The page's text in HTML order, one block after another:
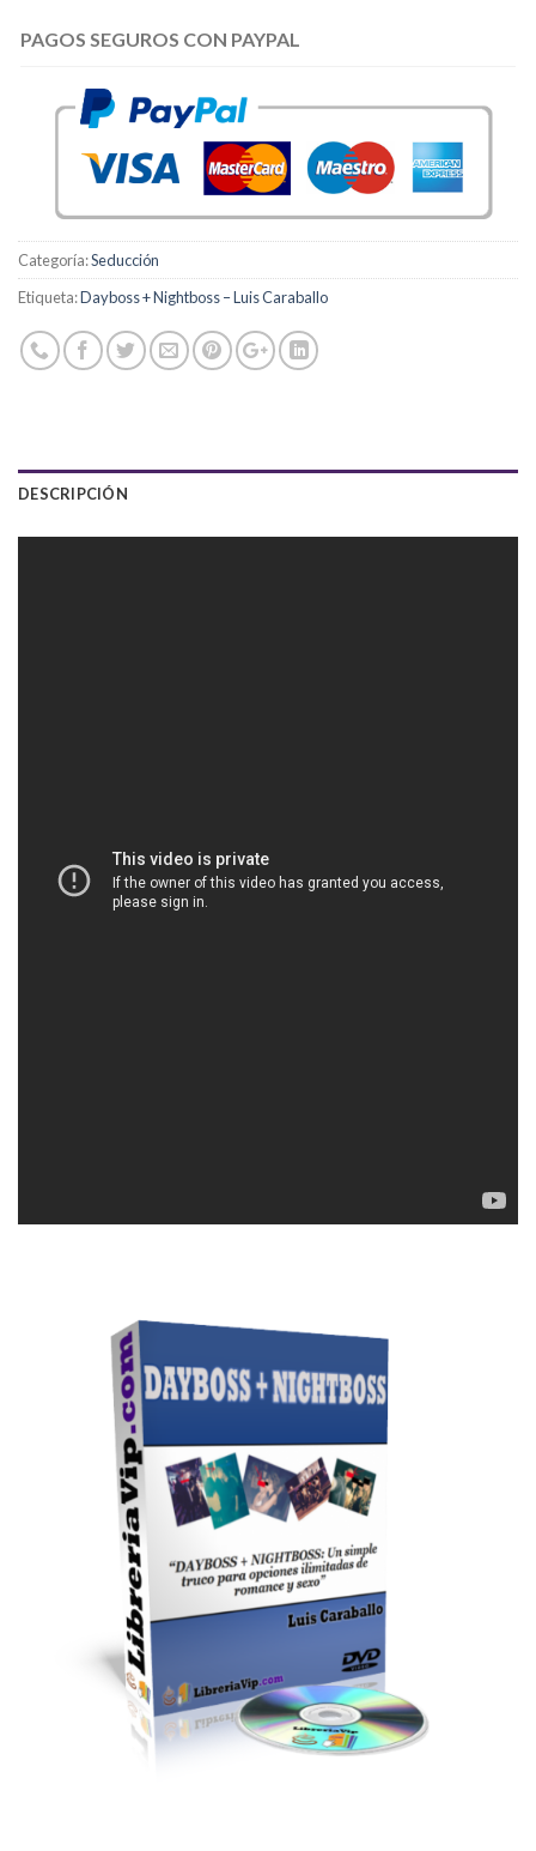
PAGOS SEGUROS CON PAYPAL
Categoría:Seducción
Etiqueta:Dayboss + Nightboss – Luis Caraballo
DESCRIPCIÓN